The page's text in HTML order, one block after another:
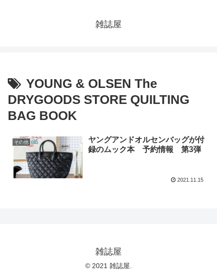
雑誌屋
YOUNG & OLSEN The
DRYGOODS STORE QUILTING
BAG BOOK
その他
ヤングアンドオルセンバッグが付
録のムック本 予約情報 第3弾
2021.11.15
雑誌屋
© 2021 雑誌屋.